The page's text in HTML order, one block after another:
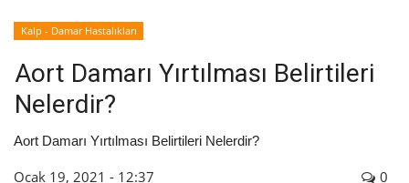
Tanı-Tedavi
Kalp - Damar Hastalıkları
Aort Damarı Yırtılması Belirtileri
Nelerdir?
Aort Damarı Yırtılması Belirtileri Nelerdir?
Ocak 19, 2021 - 12:37 0